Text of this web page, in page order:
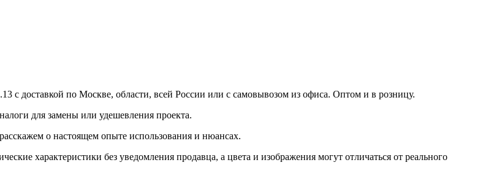
доставкой по Москве, области, всей России или с самовывозом из офиса. Оптом и в розницу.
для замены или удешевления проекта.
о настоящем опыте использования и нюансах.
характеристики без уведомления продавца, а цвета и изображения могут отличаться от реального